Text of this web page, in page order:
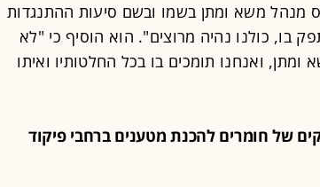
משא ומתן בשמו ובשם סיעות ההתנגדות
בו, כולנו נהיה מרוצים". הוא הוסיף כי "לא
ואנחנו תומכים בו בכל החלטותיו ואיתו
- צה"ל: נתפסו יותר מ-150 שקים של חומרים להכנת מטענים ברחבי פיקוד